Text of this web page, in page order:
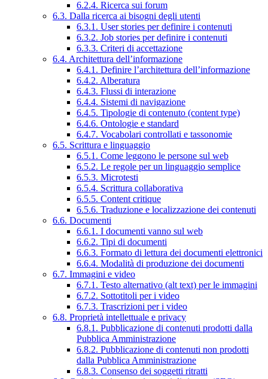
6.2.4. Ricerca sui forum
6.3. Dalla ricerca ai bisogni degli utenti
6.3.1. User stories per definire i contenuti
6.3.2. Job stories per definire i contenuti
6.3.3. Criteri di accettazione
6.4. Architettura dell’informazione
6.4.1. Definire l’architettura dell’informazione
6.4.2. Alberatura
6.4.3. Flussi di interazione
6.4.4. Sistemi di navigazione
6.4.5. Tipologie di contenuto (content type)
6.4.6. Ontologie e standard
6.4.7. Vocabolari controllati e tassonomie
6.5. Scrittura e linguaggio
6.5.1. Come leggono le persone sul web
6.5.2. Le regole per un linguaggio semplice
6.5.3. Microtesti
6.5.4. Scrittura collaborativa
6.5.5. Content critique
6.5.6. Traduzione e localizzazione dei contenuti
6.6. Documenti
6.6.1. I documenti vanno sul web
6.6.2. Tipi di documenti
6.6.3. Formato di lettura dei documenti elettronici
6.6.4. Modalità di produzione dei documenti
6.7. Immagini e video
6.7.1. Testo alternativo (alt text) per le immagini
6.7.2. Sottotitoli per i video
6.7.3. Trascrizioni per i video
6.8. Proprietà intellettuale e privacy
6.8.1. Pubblicazione di contenuti prodotti dalla
Pubblica Amministrazione
6.8.2. Pubblicazione di contenuti non prodotti
dalla Pubblica Amministrazione
6.8.3. Consenso dei soggetti ritratti